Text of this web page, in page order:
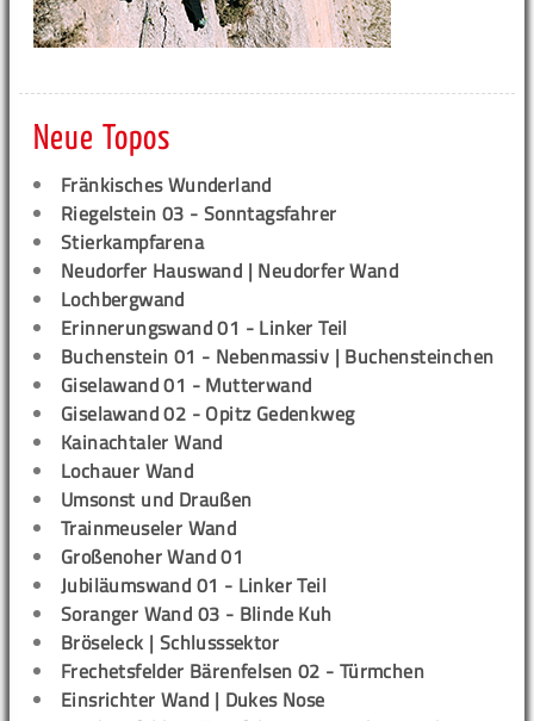
Neue Topos
Fränkisches Wunderland
Riegelstein 03 - Sonntagsfahrer
Stierkampfarena
Neudorfer Hauswand | Neudorfer Wand
Lochbergwand
Erinnerungswand 01 - Linker Teil
Buchenstein 01 - Nebenmassiv | Buchensteinchen
Giselawand 01 - Mutterwand
Giselawand 02 - Opitz Gedenkweg
Kainachtaler Wand
Lochauer Wand
Umsonst und Draußen
Trainmeuseler Wand
Großenoher Wand 01
Jubiläumswand 01 - Linker Teil
Soranger Wand 03 - Blinde Kuh
Bröseleck | Schlusssektor
Frechetsfelder Bärenfelsen 02 - Türmchen
Einsrichter Wand | Dukes Nose